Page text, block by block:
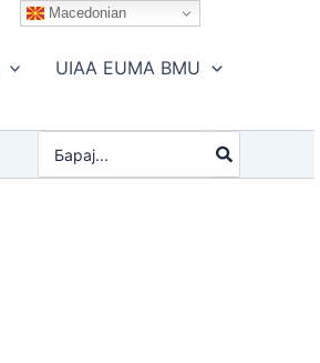
UIAA EUMA BMU
for:
Macedonian